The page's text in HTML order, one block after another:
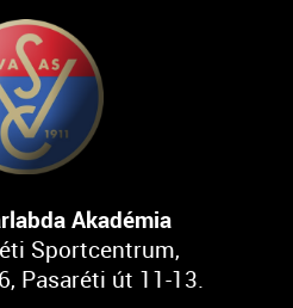
Akadémia
Sportcentrum,
Pasaréti út 11-13.